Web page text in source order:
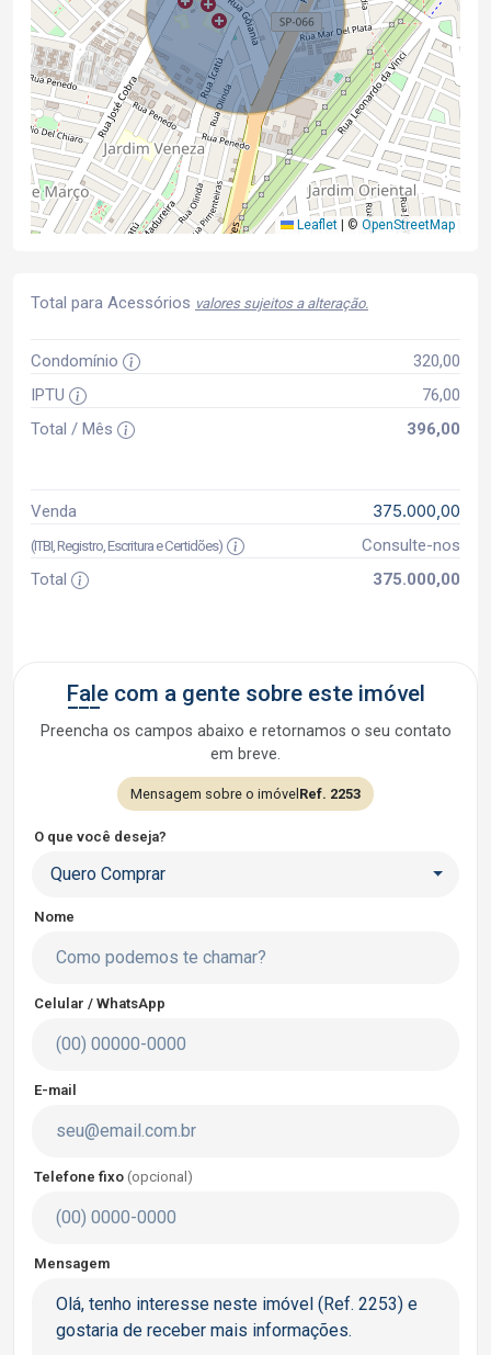
Leaflet © OpenStreetMap
Total para Acessórios valores sujeitos a alteração.
Condomínio
320,00
IPTU
76,00
Total / Mês
396,00
Venda 375.000,00
(ITBI, Registro, Escritura e Certidões)
Consulte-nos
Total
375.000,00
Fale com a gente sobre este imóvel
Preencha os campos abaixo e retornamos o seu contato
em breve.
Mensagem sobre o imóvel Ref. 2253
O que você deseja?
Quero Comprar
Nome
Celular / WhatsApp
E-mail
Telefone fixo (opcional)
Mensagem